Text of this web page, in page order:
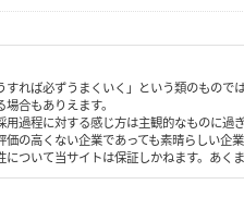
すれば必ずうまくいく」という類のもの
合もありえます。
用過程に対する感じ方は主観的なものに
の高くない企業であっても素晴らしい企業
ついて当サイトは保証しかねます。あく